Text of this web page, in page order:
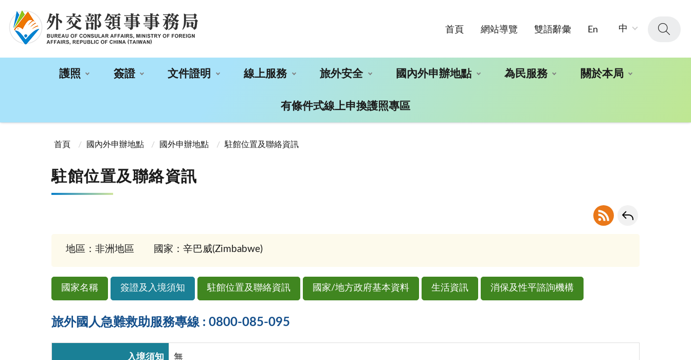
首頁 網站導覽 雙語辭彙 En 中
護照 簽證 文件證明 線上服務 旅外安全 國內外申辦地點 為民服務 關於本局
有條件式線上申換護照專區
首頁
國內外申辦地點 國外申辦地點 駐館位置及聯絡資訊
駐館位置及聯絡資訊
地區：非洲地區 國家：辛巴威(Zimbabwe)
國家名稱 簽證及入境須知 駐館位置及聯絡資訊 國家/地方政府基本資料 生活資訊 消保及性平諮詢機構
旅外國人急難救助服務專線 : 0800-085-095
入境須知 無